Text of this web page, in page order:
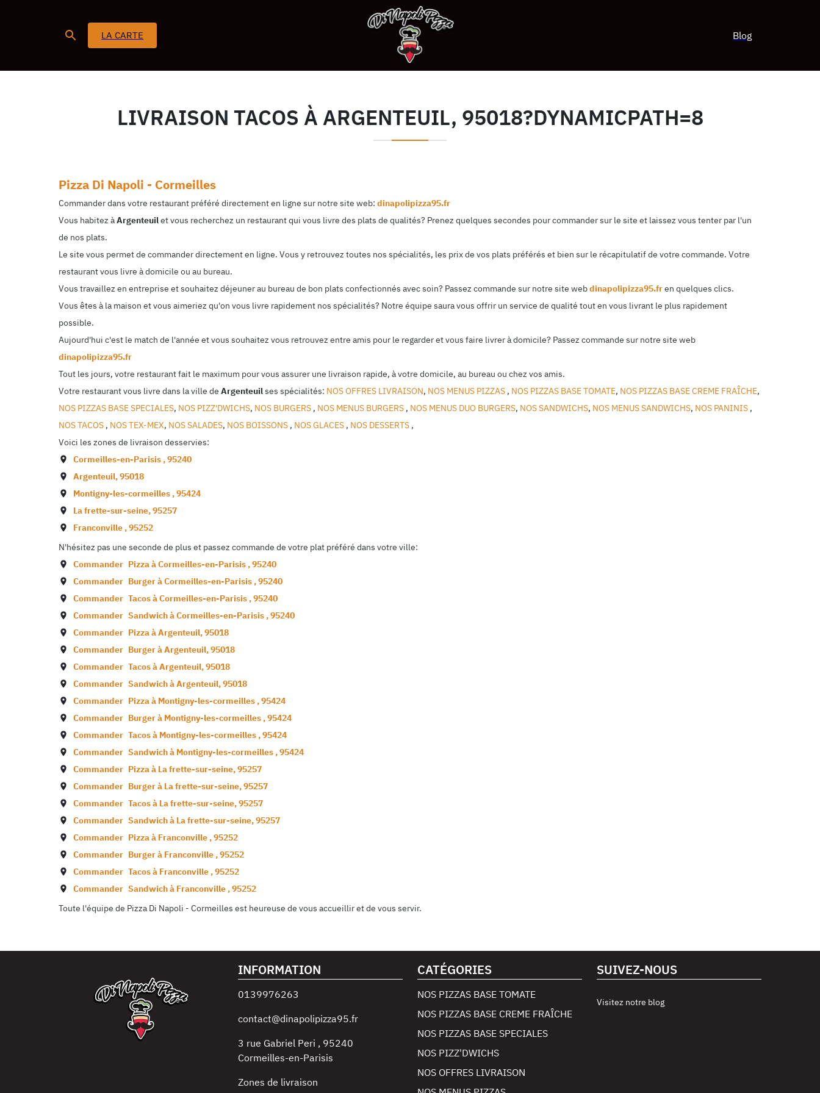
LA CARTE Blog
LIVRAISON TACOS À ARGENTEUIL, 95018?DYNAMICPATH=8
Pizza Di Napoli - Cormeilles
Commander dans votre restaurant préféré directement en ligne sur notre site web: dinapolipizza95.fr
Vous habitez àArgenteuilet vous recherchez un restaurant qui vous livre des plats de qualités? Prenez quelques secondes pour commander sur le site et laissez vous tenter par l'un
de nos plats.
Le site vous permet de commander directement en ligne. Vous y retrouvez toutes nos spécialités, les prix de vos plats préférés et bien sur le récapitulatif de votre commande. Votre
restaurant vous livre à domicile ou au bureau.
Vous travaillez en entreprise et souhaitez déjeuner au bureau de bon plats confectionnés avec soin? Passez commande sur notre site webdinapolipizza95.fren quelques clics.
Vous êtes à la maison et vous aimeriez qu'on vous livre rapidement nos spécialités? Notre équipe saura vous offrir un service de qualité tout en vous livrant le plus rapidement
possible.
Aujourd'hui c'est le match de l'année et vous souhaitez vous retrouvez entre amis pour le regarder et vous faire livrer à domicile? Passez commande sur notre site web
dinapolipizza95.fr
Tout les jours, votre restaurant fait le maximum pour vous assurer une livraison rapide, à votre domicile, au bureau ou chez vos amis.
Votre restaurant vous livre dans la ville de Argenteuilses spécialités: NOS OFFRES LIVRAISON, NOS MENUS PIZZAS , NOS PIZZAS BASE TOMATE, NOS PIZZAS BASE CREME FRAÎCHE,
NOS PIZZAS BASE SPECIALES, NOS PIZZ'DWICHS, NOS BURGERS , NOS MENUS BURGERS , NOS MENUS DUO BURGERS, NOS SANDWICHS, NOS MENUS SANDWICHS, NOS PANINIS ,
NOS TACOS , NOS TEX-MEX, NOS SALADES, NOS BOISSONS , NOS GLACES , NOS DESSERTS ,
Voici les zones de livraison desservies:
Cormeilles-en-Parisis ,95240
Argenteuil,95018
Montigny-les-cormeilles ,95424
La frette-sur-seine,95257
Franconville ,95252
N'hésitez pas une seconde de plus et passez commande de votre plat préféré dans votre ville:
Commander Pizza àCormeilles-en-Parisis ,95240
Commander Burger àCormeilles-en-Parisis ,95240
Commander Tacos àCormeilles-en-Parisis ,95240
Commander Sandwich àCormeilles-en-Parisis ,95240
Commander Pizza àArgenteuil,95018
Commander Burger àArgenteuil,95018
Commander Tacos àArgenteuil,95018
Commander Sandwich àArgenteuil,95018
Commander Pizza à Montigny-les-cormeilles ,95424
Commander Burger à Montigny-les-cormeilles ,95424
Commander Tacos à Montigny-les-cormeilles ,95424
Commander Sandwich à Montigny-les-cormeilles ,95424
Commander Pizza à La frette-sur-seine,95257
Commander Burger à La frette-sur-seine,95257
Commander Tacos à La frette-sur-seine,95257
Commander Sandwich à La frette-sur-seine,95257
Commander Pizza à Franconville ,95252
Commander Burger à Franconville ,95252
Commander Tacos à Franconville ,95252
Commander Sandwich à Franconville ,95252
Toute l'équipe de Pizza Di Napoli - Cormeilles est heureuse de vous accueillir et de vous servir.
INFORMATION
0139976263
contact@dinapolipizza95.fr
3 rue Gabriel Peri , 95240
Cormeilles-en-Parisis
Zones de livraison
CATÉGORIES
NOS PIZZAS BASE TOMATE
NOS PIZZAS BASE CREME FRAÎCHE
NOS PIZZAS BASE SPECIALES
NOS PIZZ'DWICHS
NOS OFFRES LIVRAISON
SUIVEZ-NOUS
Visitez notre blog